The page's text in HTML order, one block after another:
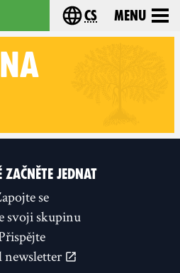
Home Choose your
cs Menu
JEDNAT
se
svoji skupinu
newsletter